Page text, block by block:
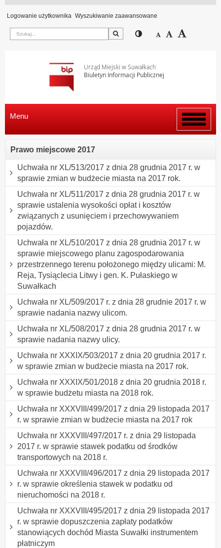
Logowanie użytkownika Wyszukiwanie zaawansowane
Szukaj Przełącz pomiędzy
Zmniejsz
Domyślny
Urząd Miejski w Suwałkach
Biuletyn Informacji Publicznej
Włącz
menu
Menu
Prawo miejscowe 2017
Uchwała nr XL/513/2017 z dnia 28 grudnia 2017 r. w
sprawie zmian w budżecie miasta na 2017 rok.
Uchwała nr XL/511/2017 z dnia 28 grudnia 2017 r. w
sprawie ustalenia wysokości opłat i kosztów
związanych z usunięciem i przechowywaniem
pojazdów.
Uchwała nr XL/510/2017 z dnia 28 grudnia 2017 r. w
sprawie miejscowego planu zagospodarowania
przestrzennego terenu położonego między ulicami: M.
Reja, Tysiąclecia Litwy i gen. K. Pułaskiego w
Suwałkach
Uchwała nr XL/509/2017 r. z dnia 28 grudnie 2017 r. w
sprawie nadania nazwy ulicom.
Uchwała nr XL/508/2017 z dnia 28 grudnia 2017 r. w
sprawie nadania nazwy ulicy.
Uchwała nr XXXIX/503/2017 z dnia 20 grudnia 2017 r.
w sprawie zmian w budżecie miasta na 2017 rok.
Uchwała nr XXXIX/501/2018 z dnia 20 grudnia 2018 r.
w sprawie budżetu miasta na 2018 rok.
Uchwała nr XXXVIII/499/2017 z dnia 29 listopada 2017
r. w sprawie zmian w budżecie miasta na 2017 rok
Uchwała nr XXXVIII/497/2017 r. z dnia 29 listopada
2017 r. w sprawie stawek podatku od środków
transportowych na 2018 r.
Uchwała nr XXXVIII/496/2017 z dnia 29 listopada 2017
r. w sprawie określenia stawek w podatku od
nieruchomości na 2018 r.
Uchwała nr XXXVIII/495/2017 z dnia 29 listopada 2017
r. w sprawie dopuszczenia zapłaty podatków
stanowiących dochód Miasta Suwałki instrumentem
płatniczym